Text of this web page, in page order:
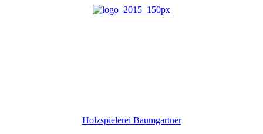
Holzspielerei Baumgartner